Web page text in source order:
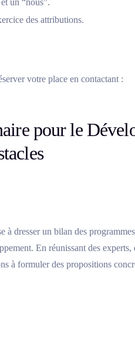
un “nous”.
des attributions.
votre place en contactant :
pour le
à dresser un bilan des
En réunissant des experts,
à formuler des propositions